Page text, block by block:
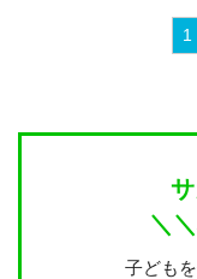
1
＼
子ども